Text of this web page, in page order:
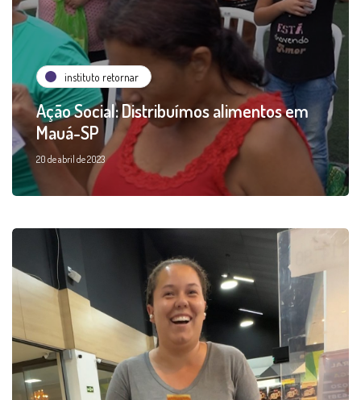
instituto retornar
Ação Social: Distribuímos alimentos em
Mauá-SP
20 de abril de 2023